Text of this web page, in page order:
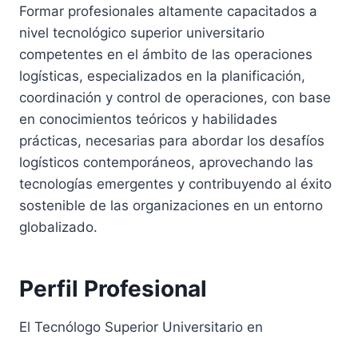
Formar profesionales altamente capacitados a
nivel tecnológico superior universitario
competentes en el ámbito de las operaciones
logísticas, especializados en la planificación,
coordinación y control de operaciones, con base
en conocimientos teóricos y habilidades
prácticas, necesarias para abordar los desafíos
logísticos contemporáneos, aprovechando las
tecnologías emergentes y contribuyendo al éxito
sostenible de las organizaciones en un entorno
globalizado.
Perfil Profesional
El Tecnólogo Superior Universitario en